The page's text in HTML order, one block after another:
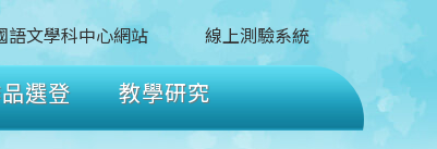
語文學科中心網站 線上測驗系統
選登
教學研究